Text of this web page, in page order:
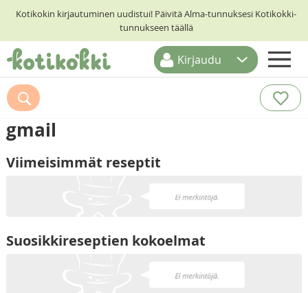
Kotikokin kirjautuminen uudistui! Päivitä Alma-tunnuksesi Kotikokki-
tunnukseen täällä
ETUSIVU
RESEPTIHAKU
RUOKATEEMAT
KESKUSTELUT
Kirjaudu
gmail
Viimeisimmät reseptit
Suosikkireseptien kokoelmat